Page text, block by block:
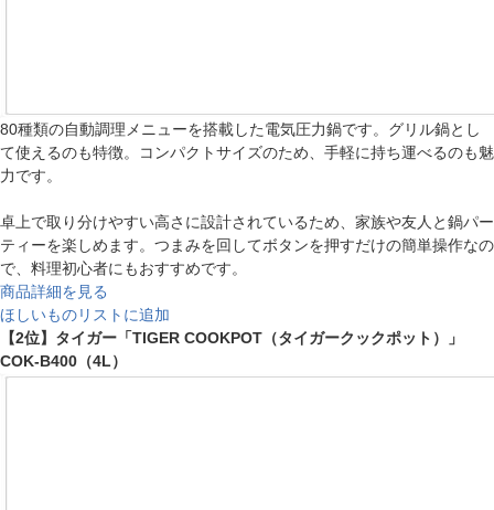
80種類の自動調理メニューを搭載した電気圧力鍋です。グリル鍋とし
て使えるのも特徴。コンパクトサイズのため、手軽に持ち運べるのも魅
力です。
卓上で取り分けやすい高さに設計されているため、家族や友人と鍋パー
ティーを楽しめます。つまみを回してボタンを押すだけの簡単操作なの
で、料理初心者にもおすすめです。
商品詳細を見る
ほしいものリストに追加
【2位】タイガー「TIGER COOKPOT（タイガークックポット）」
COK-B400（4L）